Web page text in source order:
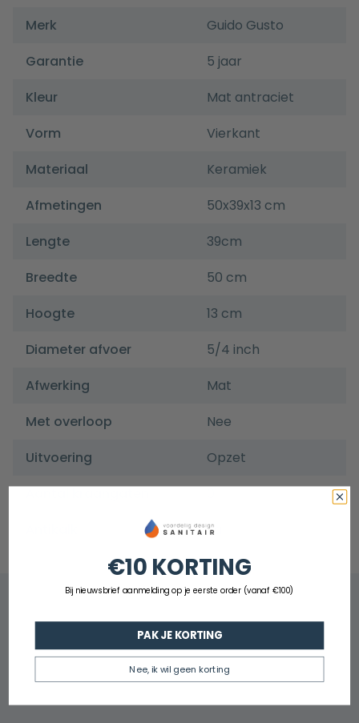
Merk
Guido Gusto
Garantie
5 jaar
Kleur
Mat antraciet
Vorm
Vierkant
Materiaal
Keramiek
Afmetingen
50x39x13 cm
Lengte
39cm
Breedte
50 cm
Hoogte
13 cm
Diameter afvoer
5/4 inch
Afwerking
Mat
Met overloop
Nee
Uitvoering
Opzet
Ja
€10 KORTING
Bij nieuwsbrief aanmelding op je eerste order (vanaf €100)
PAK JE KORTING
Nee, ik wil geen korting